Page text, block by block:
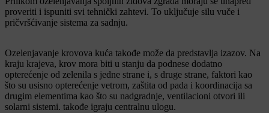
proveriti i ispuniti svi tehnički zahtevi. To uključuje silu vuče i
pričvršćivanje sistema za sadnju.
Ozelenjavanje krovova kuća takođe može da predstavlja izazov. Na
kraju krajeva, krov mora biti u stanju da podnese dodatno
opterećenje od zelenila s jedne strane i, s druge strane, faktori kao
što su usisno opterećenje vetrom, zaštita od pada i koordinacija sa
drugim elementima kao što su nadgradnje, ventilacioni otvori ili
solarni sistemi. takođe igraju centralnu ulogu.